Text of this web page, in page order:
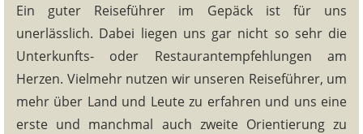
Ein guter Reiseführer im Gepäck ist für uns
unerlässlich. Dabei liegen uns gar nicht so sehr die
Unterkunfts- oder Restaurantempfehlungen am
Herzen. Vielmehr nutzen wir unseren Reiseführer, um
mehr über Land und Leute zu erfahren und uns eine
erste und manchmal auch zweite Orientierung zu